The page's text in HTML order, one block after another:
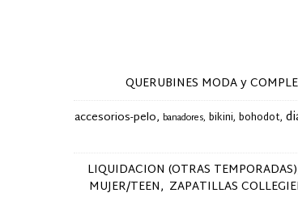
QUERUBINES MODA y
accesorios-pelo banadores bikini bohodot
LIQUIDACION (OTRAS TEMPORADAS)
MUJER/TEEN ZAPATILLAS